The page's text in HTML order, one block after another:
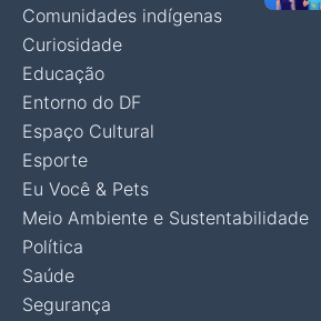
Comunidades indígenas
Curiosidade
Educação
Entorno do DF
Espaço Cultural
Esporte
Eu Você & Pets
Meio Ambiente e Sustentabilidade
Política
Saúde
Segurança